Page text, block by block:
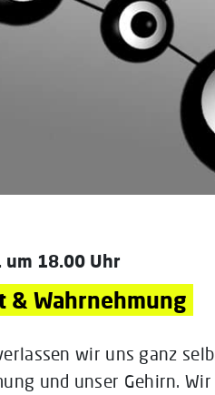
um 18.00 Uhr
& Wahrnehmung
wir uns ganz
und unser Gehirn.